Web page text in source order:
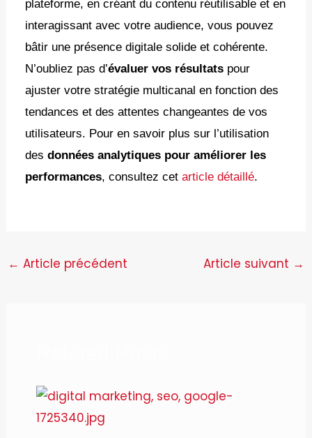
plateforme, en créant du contenu réutilisable et en
interagissant avec votre audience, vous pouvez
bâtir une présence digitale solide et cohérente.
N’oubliez pas d’évaluer vos résultats pour
ajuster votre stratégie multicanal en fonction des
tendances et des attentes changeantes de vos
utilisateurs. Pour en savoir plus sur l’utilisation
desdonnées analytiques pour améliorer les
performances, consultez cetarticle détaillé.
← Article précédent Article suivant →